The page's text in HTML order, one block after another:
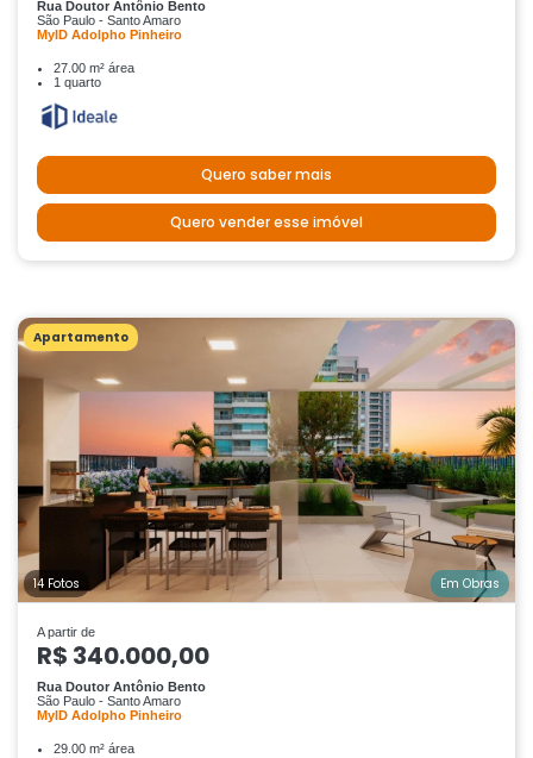
Rua Doutor Antônio Bento
São Paulo - Santo Amaro
MyID Adolpho Pinheiro
27.00 m² área
1 quarto
Quero saber mais
Quero vender esse imóvel
Apartamento
14 Fotos Em Obras
A partir de
R$ 340.000,00
Rua Doutor Antônio Bento
São Paulo - Santo Amaro
MyID Adolpho Pinheiro
29.00 m² área